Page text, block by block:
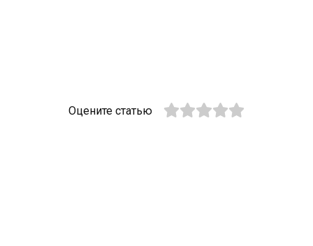
Оцените статью